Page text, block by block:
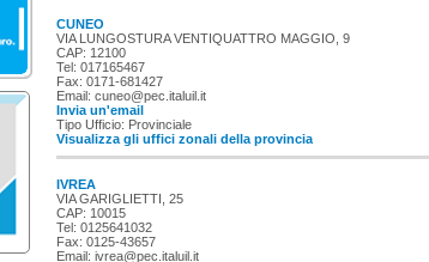
CUNEO
VIA LUNGOSTURA VENTIQUATTRO MAGGIO, 9
CAP: 12100
Tel: 017165467
Fax: 0171-681427
Email: cuneo@pec.italuil.it
Invia un'email
Tipo Ufficio: Provinciale
Visualizza gli uffici zonali della provincia
IVREA
VIA GARIGLIETTI, 25
CAP: 10015
Tel: 0125641032
Fax: 0125-43657
Email: ivrea@pec.italuil.it